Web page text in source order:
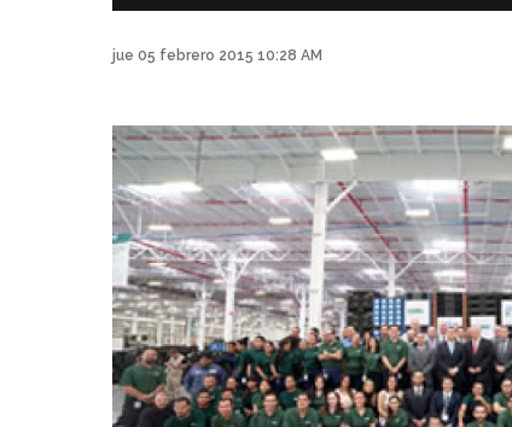
jue 05 febrero 2015 10:28 AM